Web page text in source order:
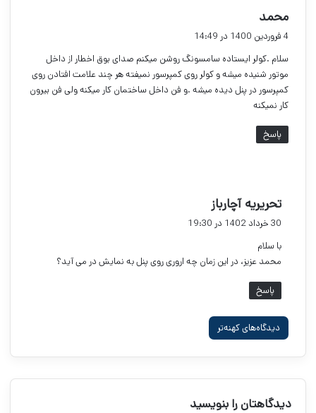
محمد
ت
:
4 فروردین 1400 در 14:49
سلام .کولر ایستاده سامسونگ روشن میکنم صدای بوق اخطار از داخل
موتور شنیده میشه و کولر روی کمپرسور نمیفته هر چند علامت افتادن روی
کمپرسور در پنل دیده میشه .و فن داخل ساختمان کار میکنه ولی فن بیرون
کار نمیکنه
پاسخ
تحریریه آچارباز
ف
30 خرداد 1402 در 19:30
با سلام
محمد عزیز، در این زمان چه اروری روی پنل به نمایش در می آید؟
پاسخ
راهبری
دیدگاه‌ها
دیدگاه‌های کهنه‌تر
دیدگاهتان را بنویسید